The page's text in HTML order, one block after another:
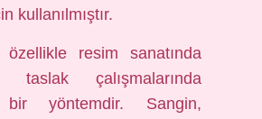
kullanılmıştır.
resim sanatında
çalışmalarında
bir yöntemdir. Sangin,